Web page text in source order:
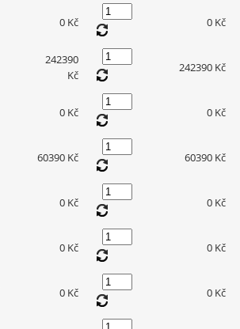
0 Kč 0 Kč
242390
Kč
242390 Kč
0 Kč 0 Kč
60390 Kč 60390 Kč
0 Kč 0 Kč
0 Kč 0 Kč
0 Kč 0 Kč